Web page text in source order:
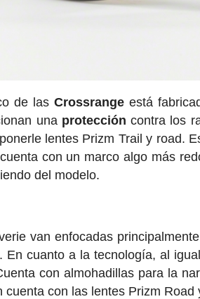
de lasCrossrange está
una protección contra los
lentes Prizm Trail y road.
con un marco algo más
del modelo.
van enfocadas
En cuanto a la tecnología, al
con almohadillas para la
cuenta con las lentes Prizm